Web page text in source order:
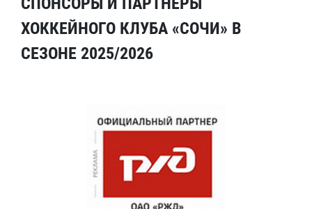
ХОККЕЙНОГО КЛУБА «СОЧИ» В
СЕЗОНЕ 2025/2026